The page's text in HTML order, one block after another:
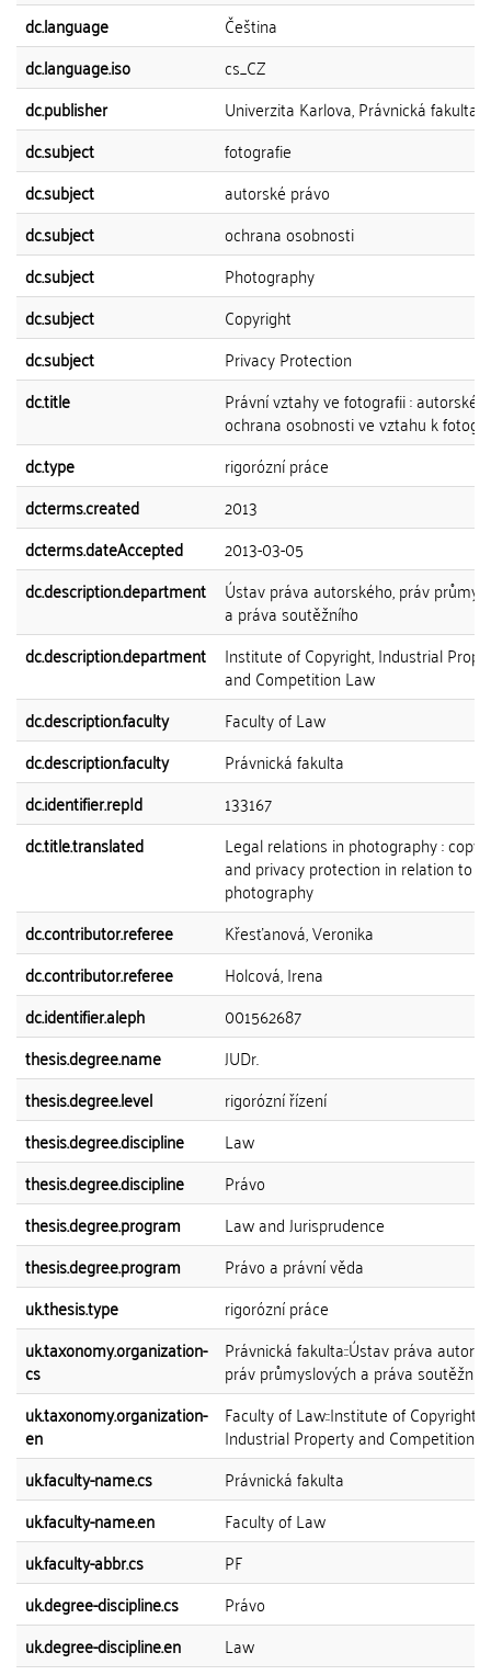
dc.language
Čeština
dc.language.iso
cs_CZ
dc.publisher
Univerzita Karlova, Právnická fakulta
dc.subject
fotografie
dc.subject
autorské právo
dc.subject
ochrana osobnosti
dc.subject
Photography
dc.subject
Copyright
dc.subject
Privacy Protection
dc.title
Právní vztahy ve fotografii : autorské
ochrana osobnosti ve vztahu k
dc.type
rigorózní práce
dcterms.created
2013
dcterms.dateAccepted
2013-03-05
dc.description.department
Ústav práva autorského, práv
a práva soutěžního
dc.description.department
Institute of Copyright, Industrial
and Competition Law
dc.description.faculty
Faculty of Law
dc.description.faculty
Právnická fakulta
dc.identifier.repId
133167
dc.title.translated
Legal relations in photography :
and privacy protection in relation to
photography
dc.contributor.referee
Křesťanová, Veronika
dc.contributor.referee
Holcová, Irena
dc.identifier.aleph
001562687
thesis.degree.name
JUDr.
thesis.degree.level
rigorózní řízení
thesis.degree.discipline
Law
thesis.degree.discipline
Právo
thesis.degree.program
Law and Jurisprudence
thesis.degree.program
Právo a právní věda
uk.thesis.type
rigorózní práce
uk.taxonomy.organization-
cs
Právnická fakulta::Ústav práva
práv průmyslových a práva
uk.taxonomy.organization-
en
Faculty of Law::Institute of Copyright,
Industrial Property and Competition
uk.faculty-name.cs
Právnická fakulta
uk.faculty-name.en
Faculty of Law
uk.faculty-abbr.cs
PF
uk.degree-discipline.cs
Právo
uk.degree-discipline.en
Law